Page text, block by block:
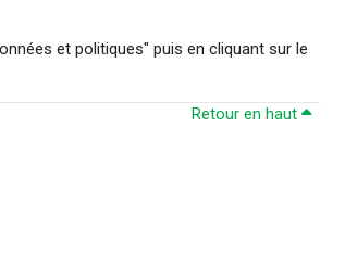
et politiques" puis en cliquant sur le
Retour en haut